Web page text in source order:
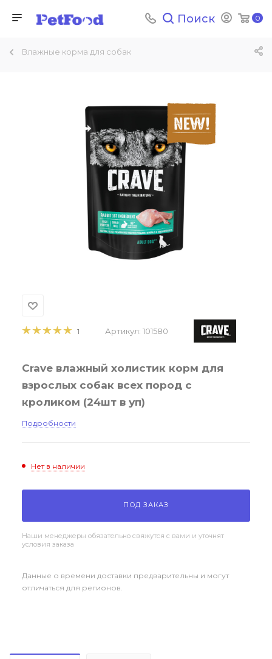
0
Поиск
Влажные корма для собак
1 Артикул: 101580
Crave влажный холистик корм для
взрослых собак всех пород с
кроликом (24шт в уп)
Подробности
Нет в наличии
ПОД ЗАКАЗ
Наши менеджеры обязательно свяжутся с вами и уточнят
условия заказа
Данные о времени доставки предварительны и могут
отличаться для регионов.